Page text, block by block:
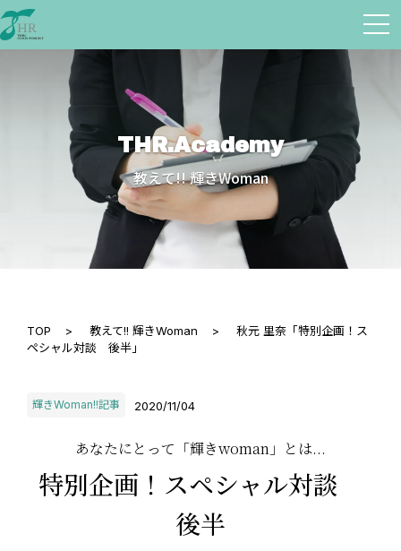
THR.Academy
教えて!! 輝きWoman
TOP > 教えて!! 輝きWoman >
秋元 里奈「特別企画！ス
ペシャル対談 後半」
輝きWoman!!記事 2020/11/04
あなたにとって「輝きwoman」とは...
特別企画！スペシャル対談
後半